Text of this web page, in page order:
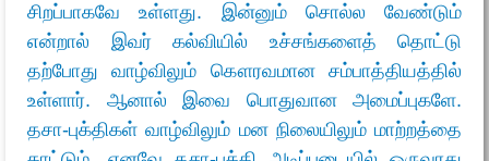
சிறப்பாகவே உள்ளது. இன்னும் சொல்ல வேண்டும்
என்றால் இவர் கல்வியில் உச்சங்களைத் தொட்டு
தற்போது வாழ்விலும் கௌரவமான சம்பாத்தியத்தில்
உள்ளார். ஆனால் இவை பொதுவான அமைப்புகளே.
தசா-புக்திகள் வாழ்விலும் மன நிலையிலும் மாற்றத்தை